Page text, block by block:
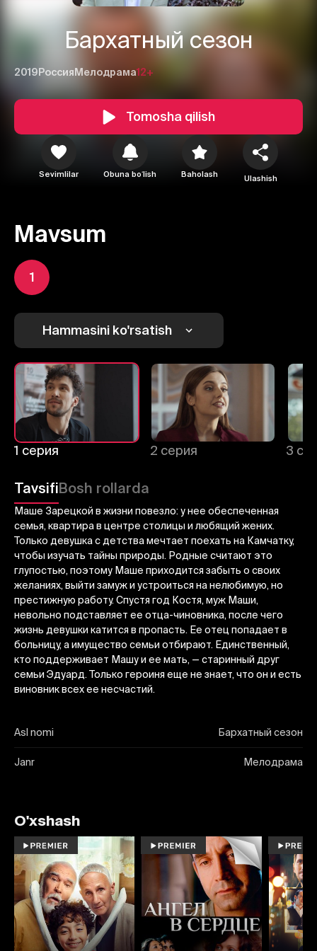
Бархатный сезон
2019 Россия Мелодрама12+
Tomosha qilish
Sevimlilar Obuna boʻlish Baholash Ulashish
Mavsum
1
Hammasini ko'rsatish
1 серия 2 серия 3
TavsifiBosh rollarda
Маше Зарецкой в жизни повезло: у нее обеспеченная
семья, квартира в центре столицы и любящий жених.
Только девушка с детства мечтает поехать на Камчатку,
чтобы изучать тайны природы. Родные считают это
глупостью, поэтому Маше приходится забыть о своих
желаниях, выйти замуж и устроиться на нелюбимую, но
престижную работу. Спустя год Костя, муж Маши,
невольно подставляет ее отца-чиновника, после чего
жизнь девушки катится в пропасть. Ее отец попадает в
больницу, а имущество семьи отбирают. Единственный,
кто поддерживает Машу и ее мать, — старинный друг
семьи Эдуард. Только героиня еще не знает, что он и есть
виновник всех ее несчастий.
Asl nomi Бархатный сезон
Janr Мелодрама
1 2
Yuborish
O'xshash
Bekor qilish Tizimga kirish